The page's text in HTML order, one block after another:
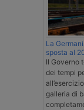
La
sposta al
Il Governo
dei tempi
galleria di